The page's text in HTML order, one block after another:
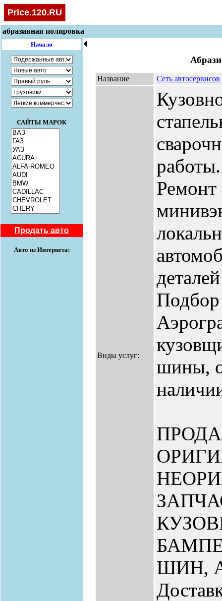
Price.120.RU
абразивная полировка
Начало
САЙТЫ МАРОК
Продать авто
Авто из Интернета:
🞀
Название Сеть
Виды услуг:
Ремонт
Подбор
шины,
ШИН,